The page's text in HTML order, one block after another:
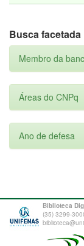
Busca facetada
Membro da
Áreas do CNPq
Ano de defesa
Biblioteca
(35) 3299-